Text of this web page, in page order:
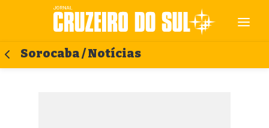
Sorocaba / Notícias